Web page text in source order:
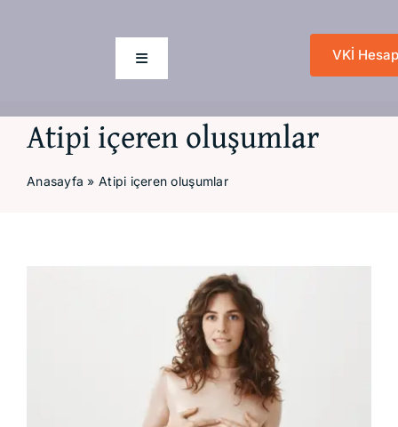
Toggle
Navigation
Anasayfa
Hakkımızda
VKİ
Atipi içeren oluşumlar
Anasayfa » Atipi içeren oluşumlar